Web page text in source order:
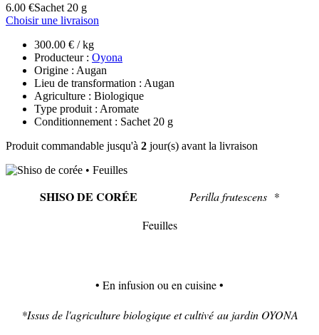
6.00 €Sachet 20 g
Choisir une livraison
300.00 € / kg
Producteur : Oyona
Origine : Augan
Lieu de transformation : Augan
Agriculture : Biologique
Type produit : Aromate
Conditionnement : Sachet 20 g
Produit commandable jusqu'à 2 jour(s) avant la livraison
SHISO DE CORÉE
Perilla frutescens *
Feuilles
• En infusion ou en cuisine •
*Issus de l'agriculture biologique et cultivé au jardin OYONA